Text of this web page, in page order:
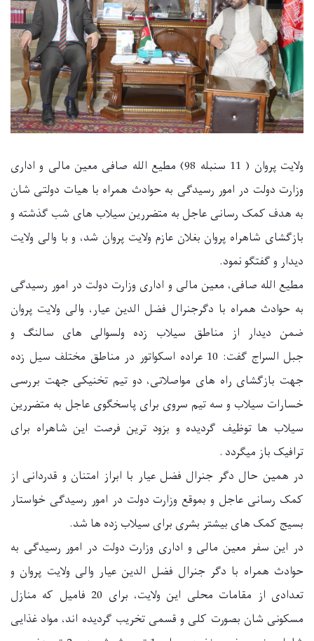
ولایت پروان ( 11 سنبله 98) مطیع الله صافی معین مالی و اداری
وزارت دولت در امور رسیدگی به حوادث همراه با هیات دولتی شان
به هدف کمک رسانی عاجل به متضررین سیلاب های شب گذشته و
بازگشای شاهراه پروان بغلان عازم ولایت پروان شد، و با والی ولایت
دیدار و گفتگو نمود.
مطیع الله صافی، معین مالی و اداری وزارت دولت در امور رسیدگی
به حوادث همراه با دگرجنرال فضل الدین عیار، والی ولایت پروان
ضمن دیدار از مناطق سیلاب زده ولسوالی های سالنگ و
جبل السراج گفت: 10 عراده اسکواتور در مناطق مختلف سیل زده
جهت بازگشای راه های مواصلاتی، دو تیم تخنیکی جهت بررسی
خسارات سیلاب و سه تیم سروی برای پاسخگوی عاجل به متضررین
سیلاب ها توظیف گردیده و بزود ترین فرصت این شاهراه برای
ترافیک باز میگردد .
در همین حال دگر جنرال فضل عیار با ابراز امتنان و قدردانی از
کمک رسانی عاجل و بموقع وزارت دولت در امور رسیدگی خواستار
بسیج کمک های بیشتر بشری برای سیلاب زده ها شد.
در این سفر معین مالی و اداری وزارت دولت در امور رسیدگی به
حوادث همراه با دگر جنرال فضل الدین عیار والی ولایت پروان و
تعدادی از مقامات محلی این ولایت، برای 20 فامیل که منازل
مسکونی شان بصورت کلی و قسمی تخریب گردیده اند، مواد غذایی